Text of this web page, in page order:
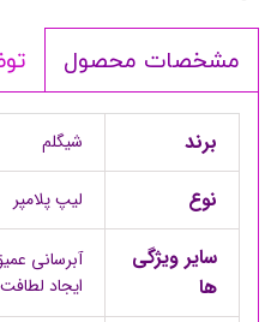
مشخصات محصول
برند شیگلم
نوع لیپ پلامپر
سایر ویژگی
ها
آبرسانی
ایجاد